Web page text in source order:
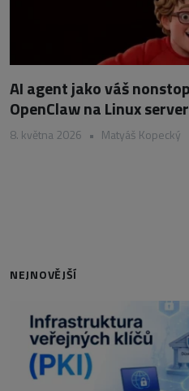
AI agent jako váš
OpenClaw na Linux
8. května 2026 • Matyáš Kopecký
NEJNOVĚJŠÍ